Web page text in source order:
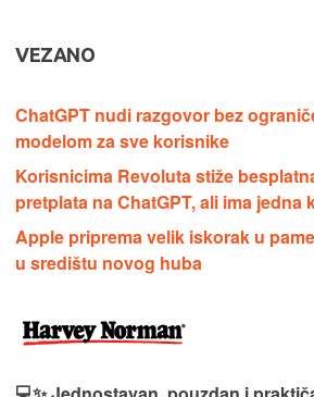
VEZANO
ChatGPT nudi razgovor bez
modelom za sve korisnike
Korisnicima Revoluta stiže
pretplata na ChatGPT, ali ima jedna
Apple priprema velik iskorak u
u središtu novog huba